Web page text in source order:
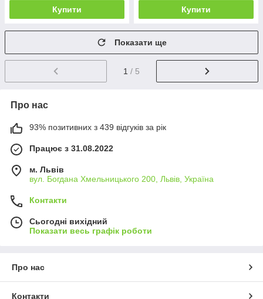
Купити Купити
Показати ще
1 / 5
Про нас
93% позитивних з 439 відгуків за рік
Працює з 31.08.2022
м. Львів
вул. Богдана Хмельницького 200, Львів, Україна
Контакти
Сьогодні вихідний
Показати весь графік роботи
Про нас
Контакти